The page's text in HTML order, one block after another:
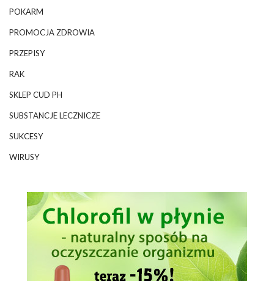
POKARM
PROMOCJA ZDROWIA
PRZEPISY
RAK
SKLEP CUD PH
SUBSTANCJE LECZNICZE
SUKCESY
WIRUSY